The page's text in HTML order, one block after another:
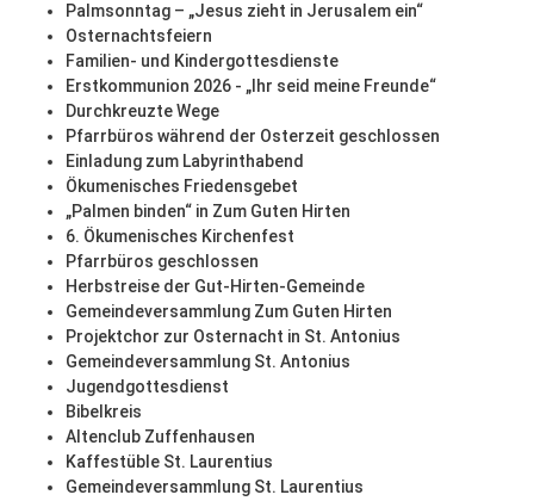
Palmsonntag – „Jesus zieht in Jerusalem ein“
Osternachtsfeiern
Familien- und Kindergottesdienste
Erstkommunion 2026 - „Ihr seid meine Freunde“
Durchkreuzte Wege
Pfarrbüros während der Osterzeit geschlossen
Einladung zum Labyrinthabend
Ökumenisches Friedensgebet
„Palmen binden“ in Zum Guten Hirten
6. Ökumenisches Kirchenfest
Pfarrbüros geschlossen
Herbstreise der Gut-Hirten-Gemeinde
Gemeindeversammlung Zum Guten Hirten
Projektchor zur Osternacht in St. Antonius
Gemeindeversammlung St. Antonius
Jugendgottesdienst
Bibelkreis
Altenclub Zuffenhausen
Kaffestüble St. Laurentius
Gemeindeversammlung St. Laurentius